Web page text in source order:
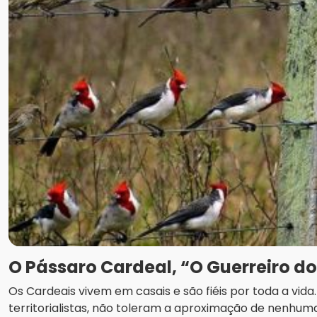
O Pássaro Cardeal, “O Guerreiro
Os Cardeais vivem em casais e são fiéis por toda a
territorialistas, não toleram a aproximação de